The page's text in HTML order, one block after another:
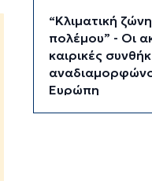
“Κλιματική ζώνη
πολέμου” - Οι
καιρικές
Ευρώπη